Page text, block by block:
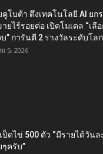
คูโบต้า ดึงเทคโนโลยี AI ยก
ยไร้รอยต่อ เปิดโมเดล “เลื
” การันตี 2 รางวัลระดับโลก
5, 2026
ป็ดไข่ 500 ตัว “มีรายได้วันล
ๆครับ”